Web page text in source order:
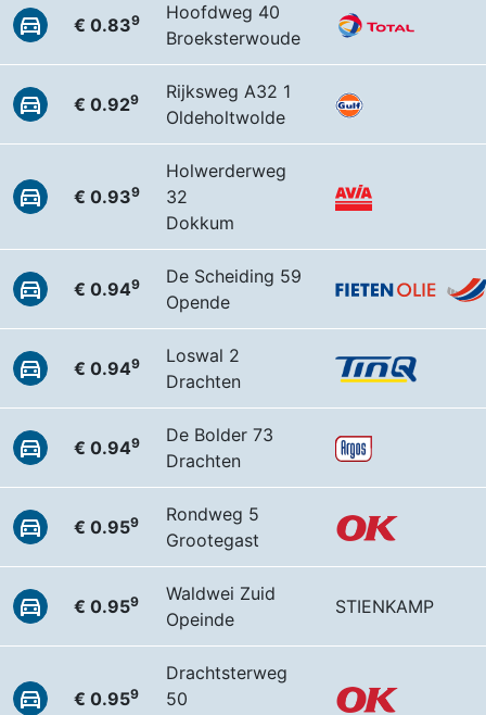
€ 0.839
Hoofdweg 40
Broeksterwoude
€ 0.929
Rijksweg A32 1
Oldeholtwolde
€ 0.939
Holwerderweg
32
Dokkum
€ 0.949
De Scheiding 59
Opende
€ 0.949
Loswal 2
Drachten
€ 0.949
De Bolder 73
Drachten
€ 0.959
Rondweg 5
Grootegast
€ 0.959
Waldwei Zuid
Opeinde
STIENKAMP
€ 0.959
Drachtsterweg
50